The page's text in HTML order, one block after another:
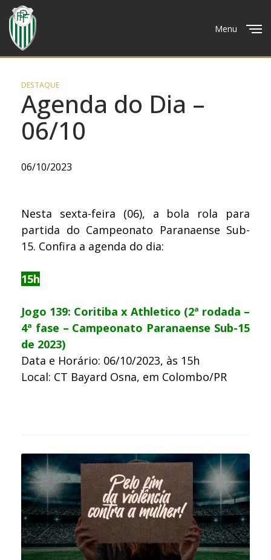
Menu
DESTAQUE
Agenda do Dia –
06/10
06/10/2023
Nesta sexta-feira (06), a bola rola para
partida do Campeonato Paranaense Sub-
15. Confira a agenda do dia:
15h
Jogo 139: Coritiba x Athletico (2ª rodada –
4ª fase – Campeonato Paranaense Sub-15
de 2023)
Data e Horário: 06/10/2023, às 15h
Local: CT Bayard Osna, em Colombo/PR